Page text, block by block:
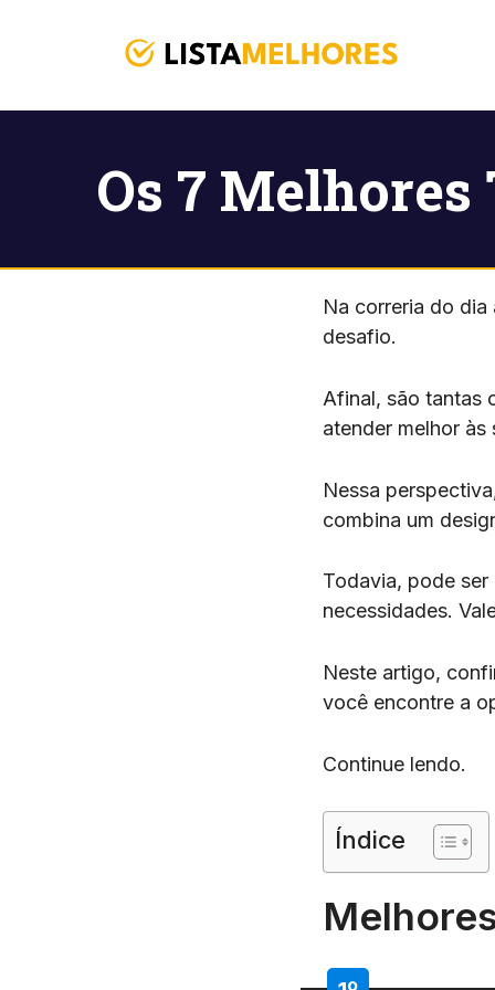
Os 7
Na correria do
desafio.
Afinal, são tantas
atender melhor às
Nessa
combina um
Todavia, pode
necessidades.
Neste artigo,
você encontre a
Continue lendo.
Índice